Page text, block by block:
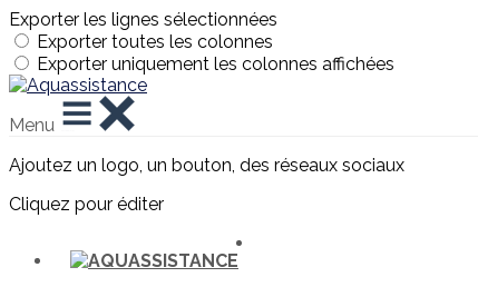
Exporter les lignes sélectionnées
Exporter toutes les colonnes
Exporter uniquement les colonnes affichées
Menu
Ajoutez un logo, un bouton, des réseaux sociaux
Cliquez pour éditer